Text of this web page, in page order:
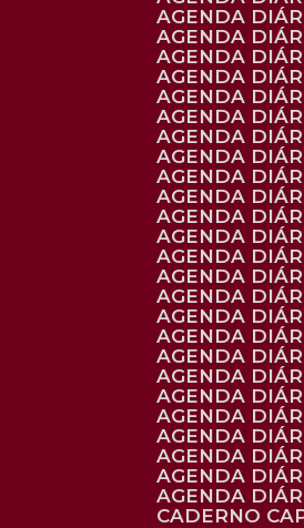
AGENDA
AGENDA
AGENDA
AGENDA
AGENDA
AGENDA
AGENDA
AGENDA
AGENDA
AGENDA
AGENDA
AGENDA
AGENDA
AGENDA
AGENDA
AGENDA
AGENDA
AGENDA
AGENDA
AGENDA
AGENDA
AGENDA
AGENDA
AGENDA
AGENDA
CADERNO